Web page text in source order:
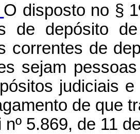
O disposto no §
de depósito
correntes de
sejam
judiciais
de que
nº 5.869, de 11